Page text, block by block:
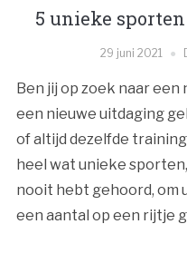
5 unieke
29 juni 2021
Ben jij op zoek naar een
een nieuwe uitdaging
of altijd dezelfde
heel wat unieke
nooit hebt gehoord, om
een aantal op een rijtje